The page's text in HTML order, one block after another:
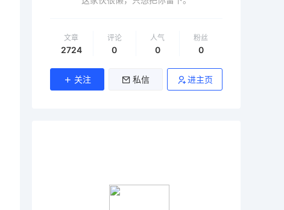
文章
2724
评论
0
人气
0
粉丝
0
关注 私信 进主页